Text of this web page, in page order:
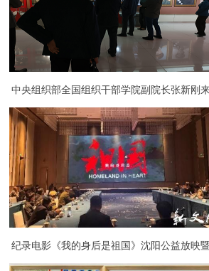
中央组织部全国组织干部学院副院长张新刚
徽金寨干部学院考察调研
纪录电影《我的身后是祖国》沈阳公益放映